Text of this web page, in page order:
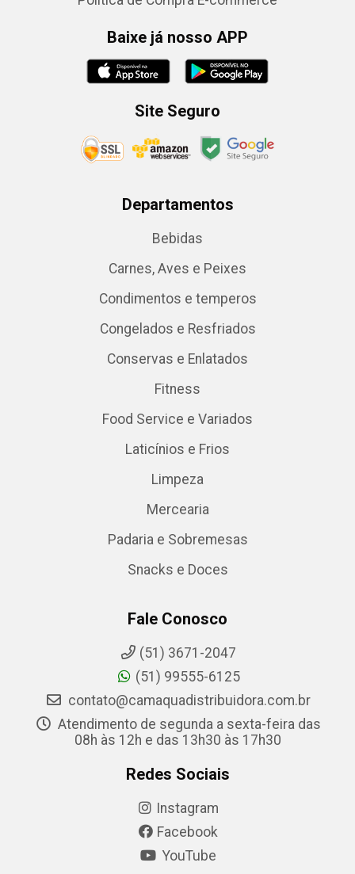
Baixe já nosso APP
Site Seguro
Departamentos
Bebidas
Carnes, Aves e Peixes
Condimentos e temperos
Congelados e Resfriados
Conservas e Enlatados
Fitness
Food Service e Variados
Laticínios e Frios
Limpeza
Mercearia
Padaria e Sobremesas
Snacks e Doces
Fale Conosco
(51) 3671-2047
(51) 99555-6125
contato@camaquadistribuidora.com.br
Atendimento de segunda a sexta-feira das
08h às 12h e das 13h30 às 17h30
Redes Sociais
Instagram
Facebook
YouTube